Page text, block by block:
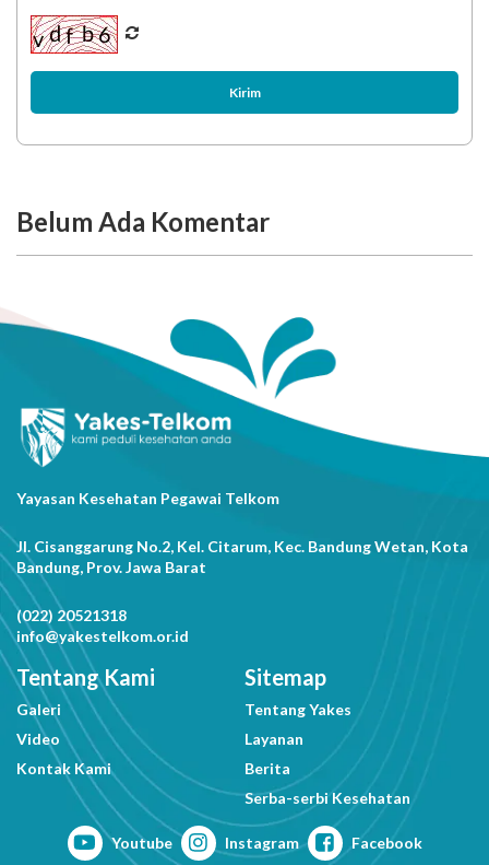
Kirim
Belum Ada Komentar
Yayasan Kesehatan Pegawai Telkom
Jl. Cisanggarung No.2, Kel. Citarum, Kec. Bandung Wetan, Kota
Bandung, Prov. Jawa Barat
(022) 20521318
info@yakestelkom.or.id
Tentang Kami
Galeri
Video
Kontak Kami
Sitemap
Tentang Yakes
Layanan
Berita
Serba-serbi Kesehatan
Youtube Instagram Facebook